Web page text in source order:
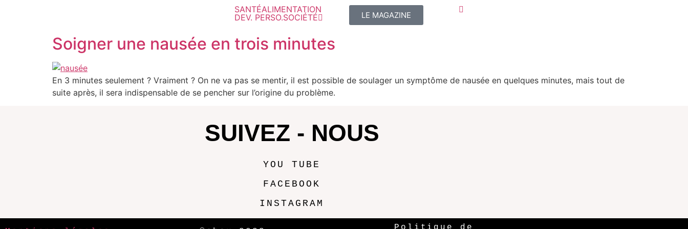
SANTÉALIMENTATION
DEV. PERSO.SOCIÉTÉ LE MAGAZINE
Soigner une nausée en trois minutes
En 3 minutes seulement ? Vraiment ? On ne va pas se mentir, il est possible de soulager un symptôme de nausée en quelques minutes, mais tout de
suite après, il sera indispensable de se pencher sur l’origine du problème.
SUIVEZ - NOUS
YOU TUBE
FACEBOOK
INSTAGRAM